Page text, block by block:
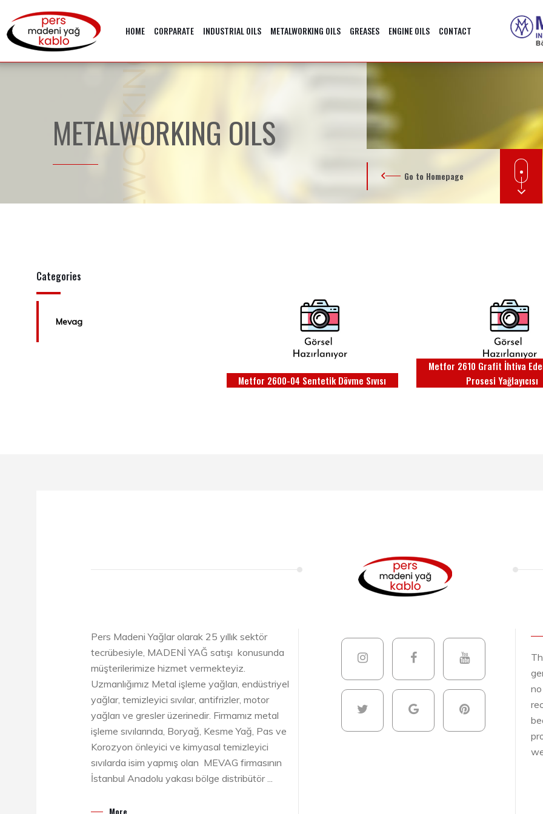
HOME CORPARATE INDUSTRIAL OILS METALWORKING OILS GREASES ENGINE OILS CONTACT
METALWORKING OILS
METALWORKING OILS
Go to Homepage
Categories
Mevag
Metfor 2600-04 Sentetik Dövme Sıvısı
Metfor 2610 Grafit İhtiva
Prosesi Yağlayıcısı
Pers Madeni Yağlar olarak 25 yıllık sektör
tecrübesiyle, MADENİ YAĞ satışı konusunda
müşterilerimize hizmet vermekteyiz.
Uzmanlığımız Metal işleme yağları, endüstriyel
yağlar, temizleyici sıvılar, antifrizler, motor
yağları ve gresler üzerinedir. Firmamız metal
işleme sıvılarında, Boryağ, Kesme Yağ, Pas ve
Korozyon önleyici ve kimyasal temizleyici
sıvılarda isim yapmış olan MEVAG firmasının
İstanbul Anadolu yakası bölge distribütör ...
More.